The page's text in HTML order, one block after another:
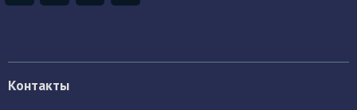
Контакты